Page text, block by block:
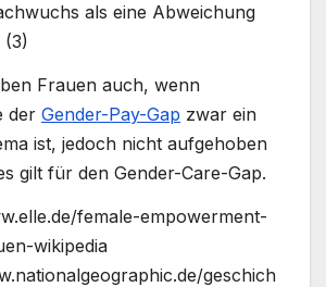
als eine Abweichung
(3)
Frauen auch, wenn
der Gender-Pay-Gap zwar ein
ist, jedoch nicht aufgehoben
gilt für den Gender-Care-Gap.
female-empowerment-
wikipedia
geschich